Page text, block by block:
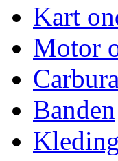
Kart
Motor
Banden